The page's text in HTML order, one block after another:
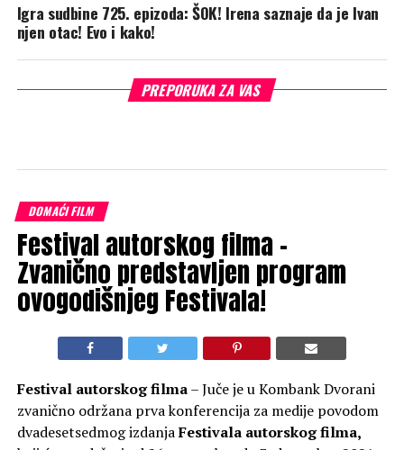
Igra sudbine 725. epizoda: ŠOK! Irena saznaje da je Ivan
njen otac! Evo i kako!
PREPORUKA ZA VAS
DOMAĆI FILM
Festival autorskog filma –
Zvanično predstavljen program
ovogodišnjeg Festivala!
Festival autorskog filma– Juče je u Kombank Dvorani
zvanično održana prva konferencija za medije povodom
dvadesetsedmog izdanjaFestivala autorskog filma,